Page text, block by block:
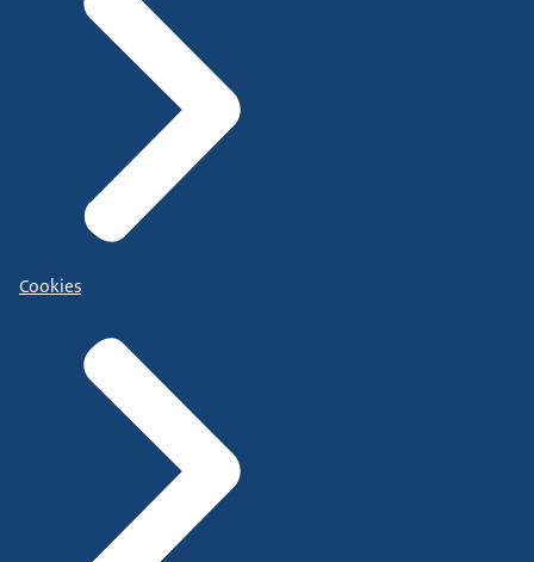
Cookies